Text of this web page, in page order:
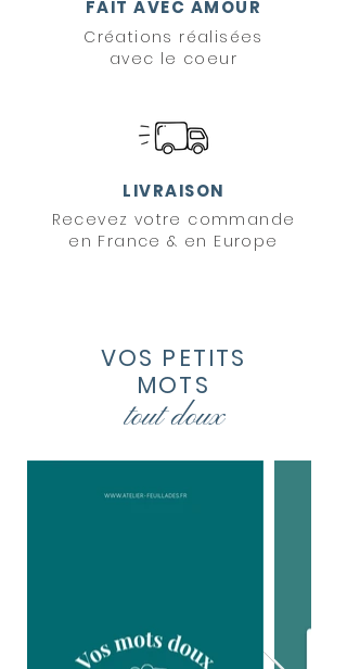
FAIT AVEC AMOUR
Créations réalisées
avec le coeur
LIVRAISON
Recevez votre commande
en France & en Europe
VOS PETITS
MOTS
toutdoux